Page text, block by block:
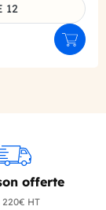
du produit
12
offerte
220€ HT